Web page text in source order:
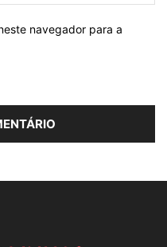
navegador para a